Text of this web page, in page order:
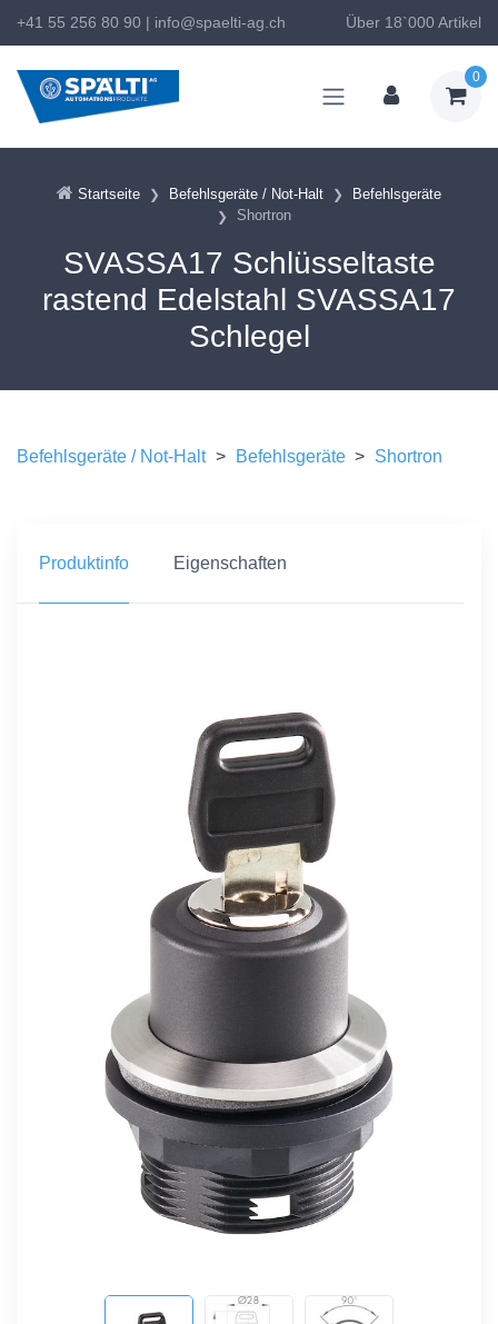
+41 55 256 80 90 | info@spaelti-ag.ch Über 18`000 Artikel
0
Startseite Befehlsgeräte / Not-Halt
Befehlsgeräte
Shortron
SVASSA17 Schlüsseltaste
rastend Edelstahl SVASSA17
Schlegel
Befehlsgeräte / Not-Halt > Befehlsgeräte > Shortron
Produktinfo Eigenschaften